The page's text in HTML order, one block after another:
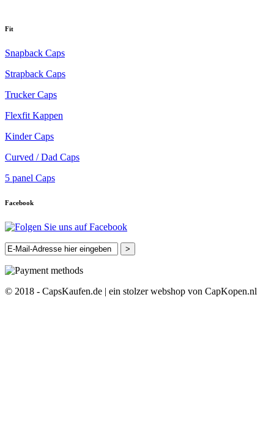
Fit
Snapback Caps
Strapback Caps
Trucker Caps
Flexfit Kappen
Kinder Caps
Curved / Dad Caps
5 panel Caps
Facebook
>
© 2018 - CapsKaufen.de | ein stolzer webshop von CapKopen.nl